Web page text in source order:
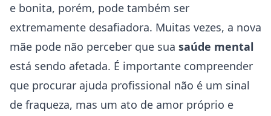
e bonita, porém, pode também ser
extremamente desafiadora. Muitas vezes, a nova
mãe pode não perceber que sua saúde mental
está sendo afetada. É importante compreender
que procurar ajuda profissional não é um sinal
de fraqueza, mas um ato de amor próprio e